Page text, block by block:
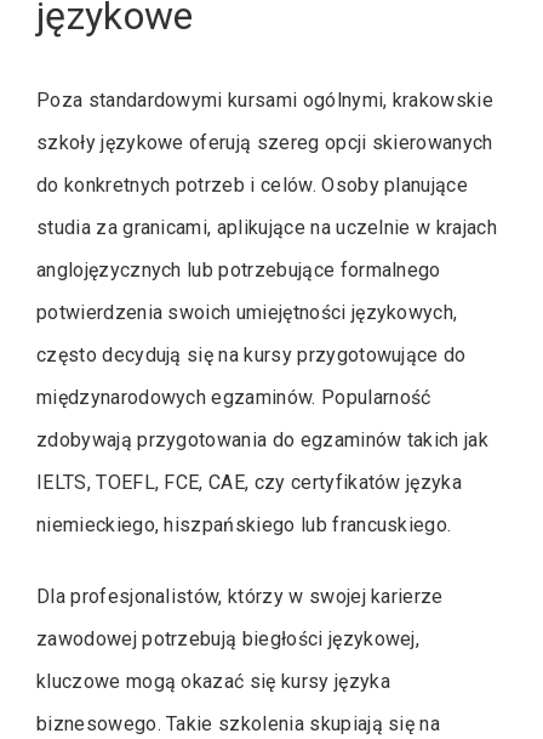
językowe
Poza standardowymi kursami ogólnymi, krakowskie
szkoły językowe oferują szereg opcji skierowanych
do konkretnych potrzeb i celów. Osoby planujące
studia za granicami, aplikujące na uczelnie w krajach
anglojęzycznych lub potrzebujące formalnego
potwierdzenia swoich umiejętności językowych,
często decydują się na kursy przygotowujące do
międzynarodowych egzaminów. Popularność
zdobywają przygotowania do egzaminów takich jak
IELTS, TOEFL, FCE, CAE, czy certyfikatów języka
niemieckiego, hiszpańskiego lub francuskiego.
Dla profesjonalistów, którzy w swojej karierze
zawodowej potrzebują biegłości językowej,
kluczowe mogą okazać się kursy języka
biznesowego. Takie szkolenia skupiają się na